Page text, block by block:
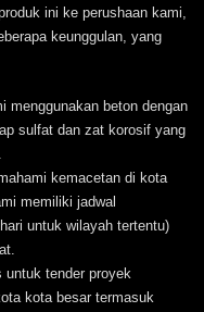
ini ke perushaan kami,
keunggulan, yang
menggunakan beton dengan
sulfat dan zat korosif yang
kemacetan di kota
memiliki jadwal
untuk wilayah tertentu)
tender proyek
kota besar termasuk